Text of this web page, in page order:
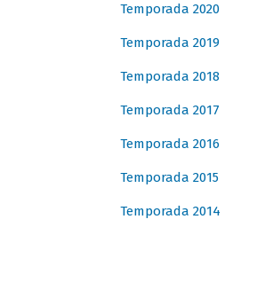
Temporada 2020
Temporada 2019
Temporada 2018
Temporada 2017
Temporada 2016
Temporada 2015
Temporada 2014